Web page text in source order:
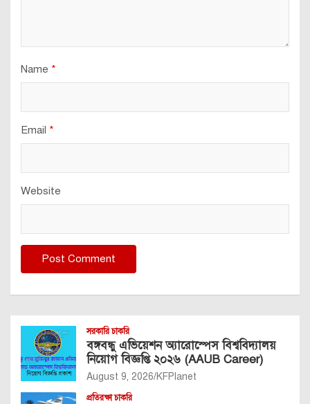
Name *
Email *
Website
সরকারি চাকরি
বঙ্গবন্ধু এভিয়েশন অ্যারোস্পেস বিশ্ববিদ্যালয়
নিয়োগ বিজ্ঞপ্তি ২০২৬ (AAUB Career)
August 9, 2026 KFPlanet
প্রতিরক্ষা চাকরি